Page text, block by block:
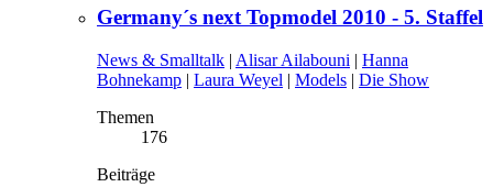
Germany´s next Topmodel 2010 - 5. Staffel
News & Smalltalk | Alisar Ailabouni | Hanna
Bohnekamp | Laura Weyel | Models | Die Show
Themen
176
Beiträge